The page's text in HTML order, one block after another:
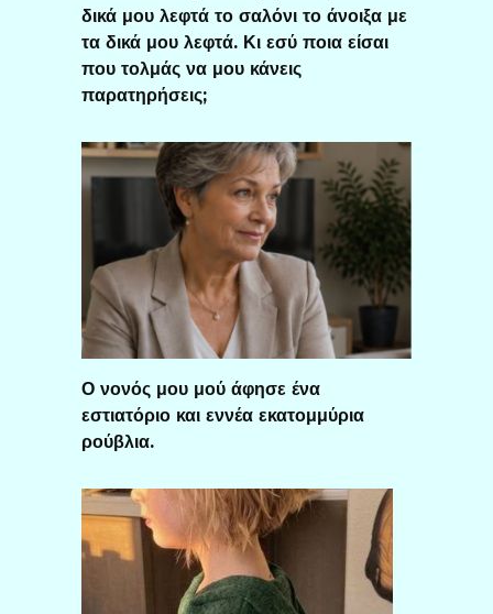
δικά μου λεφτά το σαλόνι το άνοιξα με
τα δικά μου λεφτά. Κι εσύ ποια είσαι
που τολμάς να μου κάνεις
παρατηρήσεις;
Ο νονός μου μού άφησε ένα
εστιατόριο και εννέα εκατομμύρια
ρούβλια.